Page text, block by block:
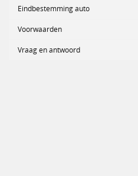
Eindbestemming auto
Voorwaarden
Vraag en antwoord